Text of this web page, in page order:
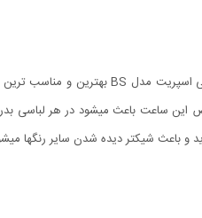
ساعت باعث میشود در هر لباسی
و باعث شیکتر دیده شدن سایر رنگها